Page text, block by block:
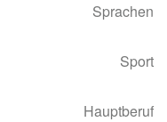
Sprachen
Sport
Hauptberuf